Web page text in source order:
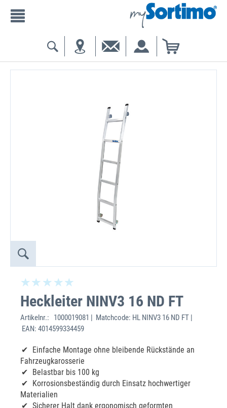
Heckleiter NINV3 16 ND FT
Artikelnr.:
1000019081 | Matchcode: HL NINV3 16 ND FT |
EAN: 4014599334459
Einfache Montage ohne bleibende Rückstände an
Fahrzeugkarosserie
Belastbar bis 100 kg
Korrosionsbeständig durch Einsatz hochwertiger
Materialien
Sicherer Halt dank ergonomisch geformten